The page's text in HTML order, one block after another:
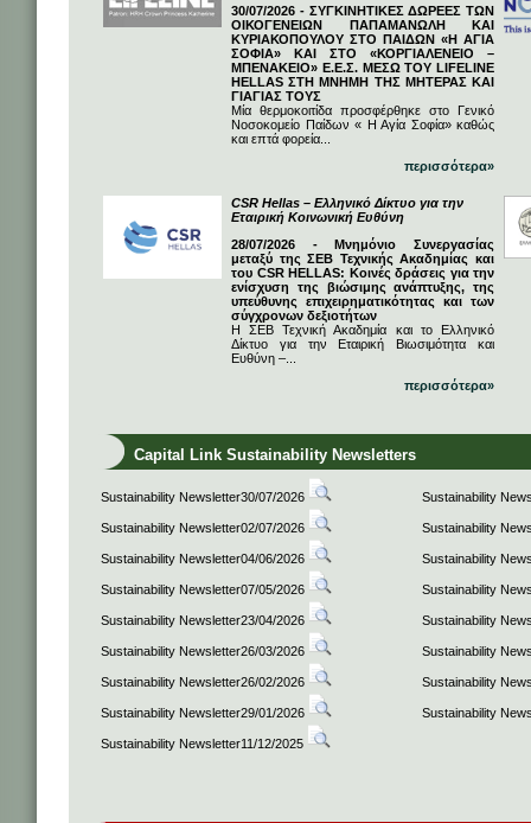
30/07/2026 - ΣΥΓΚΙΝΗΤΙΚΕΣ ΔΩΡΕΕΣ ΤΩΝ
ΟΙΚΟΓΕΝΕΙΩΝ ΠΑΠΑΜΑΝΩΛΗ ΚΑΙ
ΚΥΡΙΑΚΟΠΟΥΛΟΥ ΣΤΟ ΠΑΙΔΩΝ «Η ΑΓΙΑ
ΣΟΦΙΑ» ΚΑΙ ΣΤΟ «ΚΟΡΓΙΑΛΕΝΕΙΟ –
ΜΠΕΝΑΚΕΙΟ» Ε.Ε.Σ. ΜΕΣΩ ΤΟΥ LIFELINE
HELLAS ΣΤΗ ΜΝΗΜΗ ΤΗΣ ΜΗΤΕΡΑΣ ΚΑΙ
ΓΙΑΓΙΑΣ ΤΟΥΣ
Μία θερμοκοιτίδα προσφέρθηκε στο Γενικό
Νοσοκομείο Παίδων « Η Αγία Σοφία» καθώς
και επτά φορεία...
περισσότερα»
CSR Hellas – Ελληνικό Δίκτυο για την
Εταιρική Κοινωνική Ευθύνη
28/07/2026 - Μνημόνιο Συνεργασίας
μεταξύ της ΣΕΒ Τεχνικής Ακαδημίας και
του CSR HELLAS: Κοινές δράσεις για την
ενίσχυση της βιώσιμης ανάπτυξης, της
υπεύθυνης επιχειρηματικότητας και των
σύγχρονων δεξιοτήτων
Η ΣΕΒ Τεχνική Ακαδημία και το Ελληνικό
Δίκτυο για την Εταιρική Βιωσιμότητα και
Ευθύνη –...
περισσότερα»
Capital Link Sustainability Newsletters
Sustainability Newsletter30/07/2026 Sustainability
Sustainability Newsletter02/07/2026 Sustainability
Sustainability Newsletter04/06/2026 Sustainability
Sustainability Newsletter07/05/2026 Sustainability
Sustainability Newsletter23/04/2026 Sustainability
Sustainability Newsletter26/03/2026 Sustainability
Sustainability Newsletter26/02/2026 Sustainability
Sustainability Newsletter29/01/2026 Sustainability
Sustainability Newsletter11/12/2025